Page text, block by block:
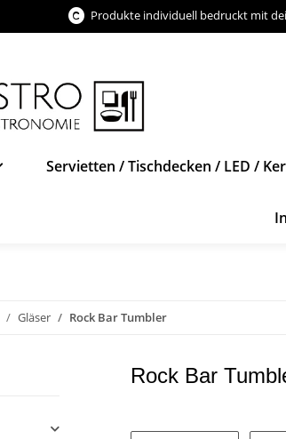
Produkte individuell bedruckt mit
Servietten / Tischdecken / LED /
Gläser Rock Bar Tumbler
Rock Bar